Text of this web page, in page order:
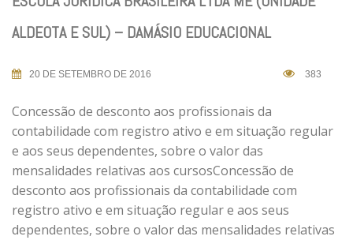
ALDEOTA E SUL) – DAMÁSIO EDUCACIONAL
20 DE SETEMBRO DE 2016 383
Concessão de desconto aos profissionais da
contabilidade com registro ativo e em situação regular
e aos seus dependentes, sobre o valor das
mensalidades relativas aos cursosConcessão de
desconto aos profissionais da contabilidade com
registro ativo e em situação regular e aos seus
dependentes, sobre o valor das mensalidades relativas